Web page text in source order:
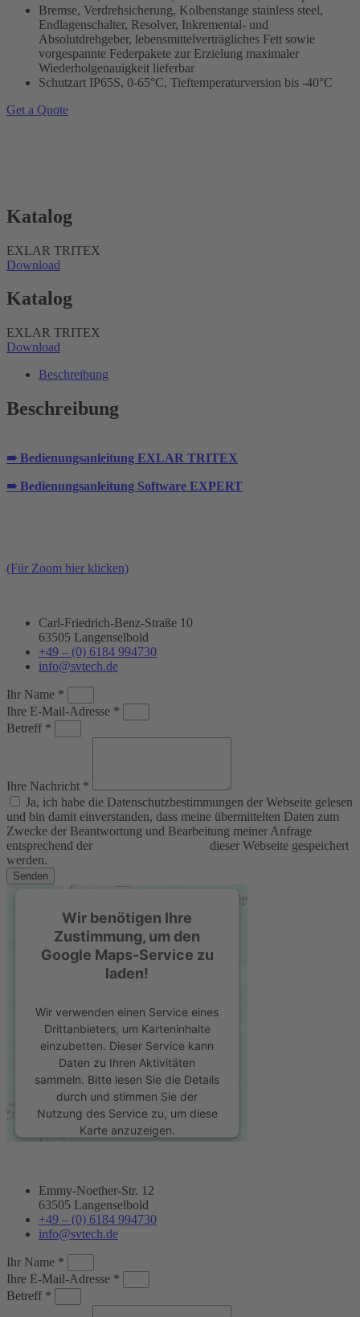
Bremse, Verdrehsicherung, Kolbenstange stainless steel,
Endlagenschalter, Resolver, Inkremental- und
Absolutdrehgeber, lebensmittelverträgliches Fett sowie
vorgespannte Federpakete zur Erzielung maximaler
Wiederholgenauigkeit lieferbar
Schutzart IP65S, 0-65°C, Tieftemperaturversion bis -40°C
Get a Quote
Katalog
EXLAR TRITEX
Download
Katalog
EXLAR TRITEX
Download
Beschreibung
Beschreibung
➠ Bedienungsanleitung EXLAR TRITEX
➠ Bedienungsanleitung Software EXPERT
(Für Zoom hier klicken)
Carl-Friedrich-Benz-Straße 10
63505 Langenselbold
+49 – (0) 6184 994730
info@svtech.de
Ihr Name *
Ihre E-Mail-Adresse *
Betreff *
Ihre Nachricht *
Ja, ich habe die Datenschutzbestimmungen der Webseite gelesen
und bin damit einverstanden, dass meine übermittelten Daten zum
Zwecke der Beantwortung und Bearbeitung meiner Anfrage
entsprechend der
dieser Webseite gespeichert
werden.
Senden
Wir benötigen Ihre
Zustimmung, um den
Google Maps-Service zu
laden!
Wir verwenden einen Service eines
Drittanbieters, um Karteninhalte
einzubetten. Dieser Service kann
Daten zu Ihren Aktivitäten
sammeln. Bitte lesen Sie die Details
durch und stimmen Sie der
Nutzung des Service zu, um diese
Karte anzuzeigen.
Akzeptieren
powered byUsercentrics Consent
Management Platform
Emmy-Noether-Str. 12
63505 Langenselbold
+49 – (0) 6184 994730
info@svtech.de
Ihr Name *
Ihre E-Mail-Adresse *
Betreff *